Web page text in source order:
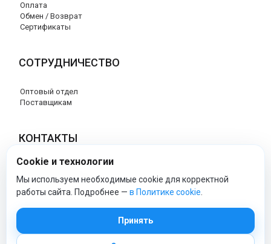
Оплата
Обмен / Возврат
Сертификаты
СОТРУДНИЧЕСТВО
Оптовый отдел
Поставщикам
КОНТАКТЫ
8 (800) 707-76-34
info@esspero-market.ru
Cookie и технологии
Мы используем необходимые cookie для корректной
работы сайта. Подробнее — в Политике cookie
Принять